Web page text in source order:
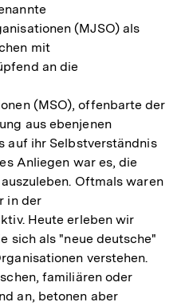
(MJSO) als
mit
an die
(MSO), offenbarte der
aus ebenjenen
auf ihr Selbstverständnis
Anliegen war es, die
Oftmals waren
in der
Heute erleben wir
sich als "neue deutsche"
verstehen.
familiären oder
an, betonen aber